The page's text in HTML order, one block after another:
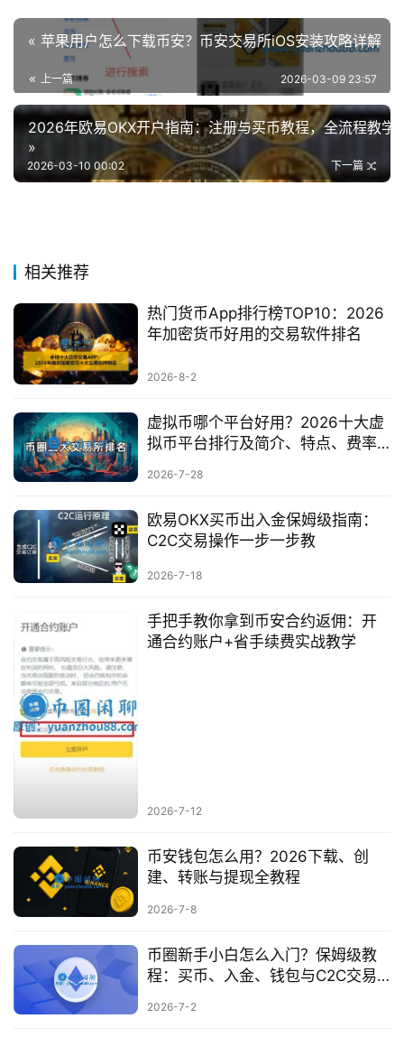
« 苹果用户怎么下载币安？币安交易所iOS安装攻略详解
上一篇 2026-03-09 23:57
2026年欧易OKX开户指南：注册与买币教程，全流程教学
»
下一篇
2026-03-10 00:02
相关推荐
热门货币App排行榜TOP10：2026
年加密货币好用的交易软件排名
2026-8-2
虚拟币哪个平台好用？2026十大虚
拟币平台排行及简介、特点、费率
2026-7-28
欧易OKX买币出入金保姆级指南：
C2C交易操作一步一步教
2026-7-18
手把手教你拿到币安合约返佣：开
通合约账户+省手续费实战教学
2026-7-12
币安钱包怎么用？2026下载、创
建、转账与提现全教程
2026-7-8
币圈新手小白怎么入门？保姆级教
程：买币、入金、钱包与C2C交易
2026-7-2